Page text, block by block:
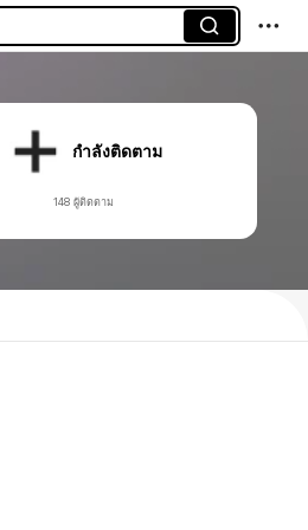
กำลังติดตาม
148 ผู้ติดตาม